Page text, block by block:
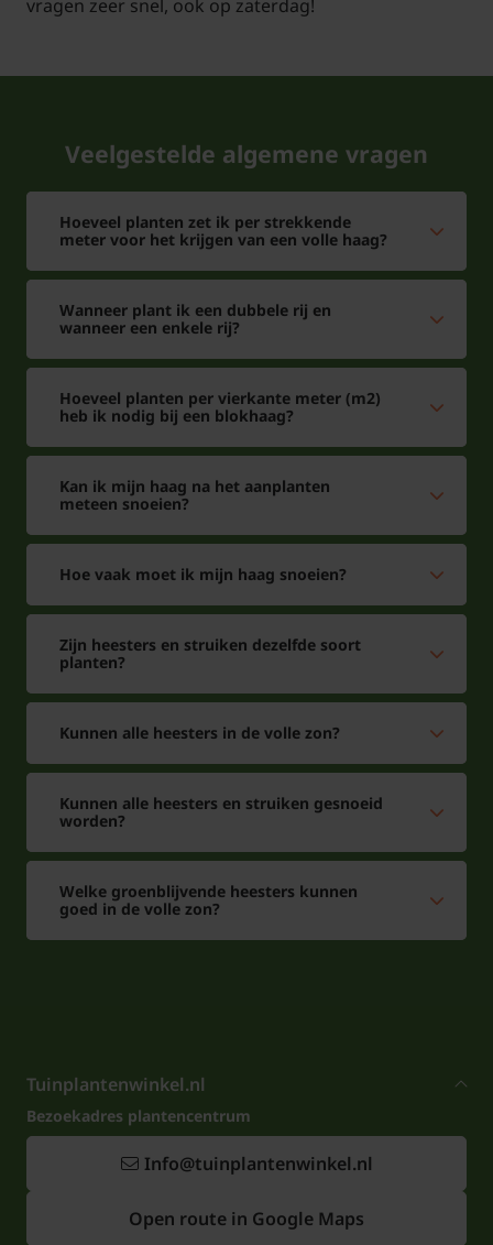
vragen zeer snel, ook op zaterdag!
Veelgestelde algemene vragen
Hoeveel planten zet ik per strekkende
meter voor het krijgen van een volle haag?
Wanneer plant ik een dubbele rij en
wanneer een enkele rij?
Hoeveel planten per vierkante meter (m2)
heb ik nodig bij een blokhaag?
Kan ik mijn haag na het aanplanten
meteen snoeien?
Hoe vaak moet ik mijn haag snoeien?
Zijn heesters en struiken dezelfde soort
planten?
Kunnen alle heesters in de volle zon?
Kunnen alle heesters en struiken gesnoeid
worden?
Welke groenblijvende heesters kunnen
goed in de volle zon?
Tuinplantenwinkel.nl
Bezoekadres plantencentrum
Info@tuinplantenwinkel.nl
Open route in Google Maps